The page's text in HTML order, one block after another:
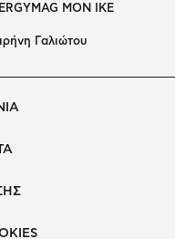
ΜΟΝ ΙΚΕ
Γαλιώτου